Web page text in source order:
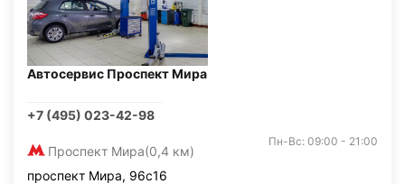
Автосервис Проспект Мира
+7 (495) 023-42-98
Проспект Мира(0,4 км)
Пн-Вс: 09:00 - 21:00
проспект Мира, 96с16